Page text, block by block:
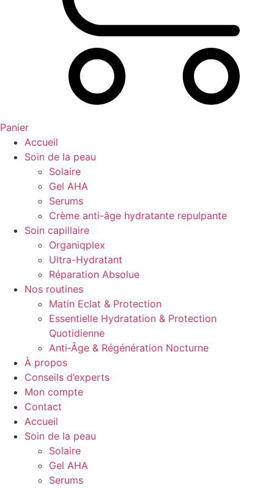
Panier
Accueil
Soin de la peau
Solaire
Gel AHA
Serums
Crème anti-âge hydratante repulpante
Soin capillaire
Organiqplex
Ultra-Hydratant
Réparation Absolue
Nos routines
Matin Eclat & Protection
Essentielle Hydratation & Protection
Quotidienne
Anti‑Âge & Régénération Nocturne
À propos
Conseils d’experts
Mon compte
Contact
Accueil
Soin de la peau
Solaire
Gel AHA
Serums